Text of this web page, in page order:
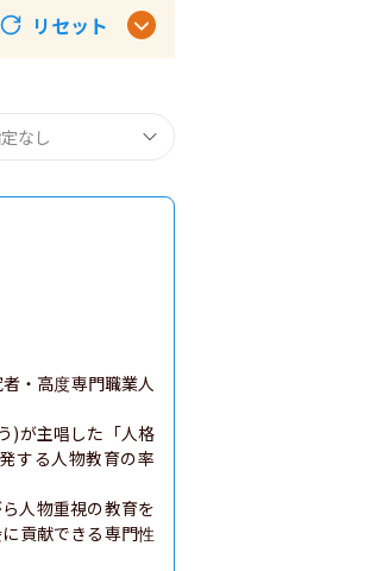
リセット
なし
・高度専門職業人
)が主唱した「人格
する人物教育の率
人物重視の教育を
貢献できる専門性